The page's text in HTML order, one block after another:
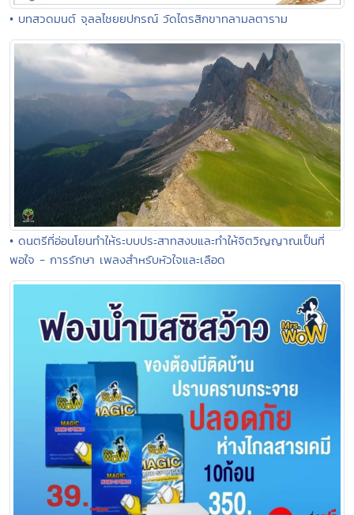
• บทสวดมนต์ จุลลไชยยปกรณ์ วัดไตรสิกขาทลามลตาราม
• ดนตรีที่อ่อนโยนทำให้ระบบประสาทสงบและทำให้จิตวิญญาณเป็นที่
พอใจ - การรักษา เพลงสำหรับหัวใจและเลือด